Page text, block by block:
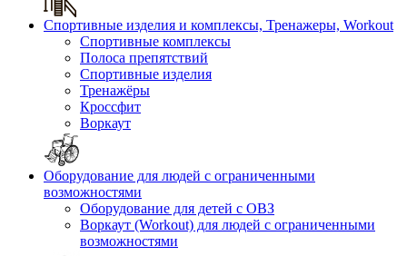
Спортивные изделия и комплексы, Тренажеры, Workout
Спортивные комплексы
Полоса препятствий
Спортивные изделия
Тренажёры
Кроссфит
Воркаут
Оборудование для людей с ограниченными
возможностями
Оборудование для детей с ОВЗ
Воркаут (Workout) для людей с ограниченными
возможностями